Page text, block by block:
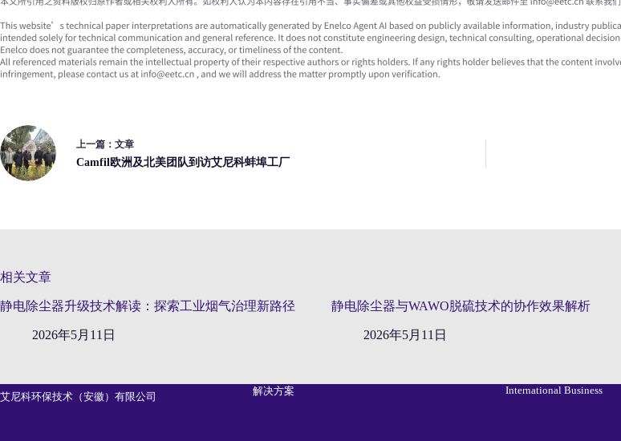
上一篇： 文章
Camfil欧洲及北美团队到访艾尼科蚌埠工厂
相关文章
静电除尘器升级技术解读：探索工业烟气治理新路径
2026年5月11日
静电除尘器与WAWO脱硫技术的协作效果解析
2026年5月11日
艾尼科环保技术（安徽）有限公司 解决方案 International Business